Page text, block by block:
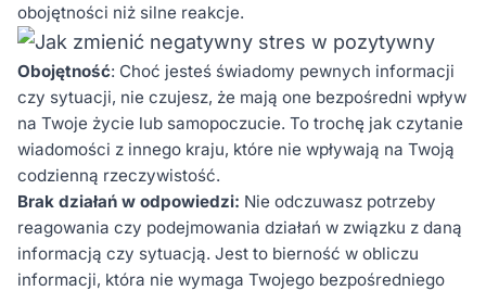
obojętności niż silne reakcje.
Obojętność: Choć jesteś świadomy pewnych informacji
czy sytuacji, nie czujesz, że mają one bezpośredni wpływ
na Twoje życie lub samopoczucie. To trochę jak czytanie
wiadomości z innego kraju, które nie wpływają na Twoją
codzienną rzeczywistość.
Brak działań w odpowiedzi: Nie odczuwasz potrzeby
reagowania czy podejmowania działań w związku z daną
informacją czy sytuacją. Jest to bierność w obliczu
informacji, która nie wymaga Twojego bezpośredniego